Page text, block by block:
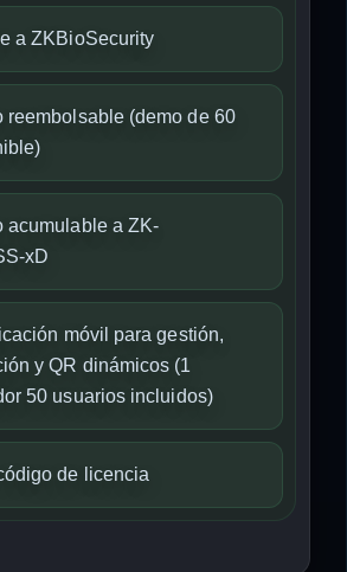
a ZKBioSecurity
reembolsable (demo de 60
acumulable a ZK-
xD
móvil para gestión,
y QR dinámicos (1
50 usuarios incluidos)
de licencia